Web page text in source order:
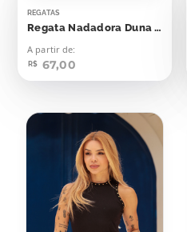
REGATAS
Regata Nadadora Duna Verde Oriente Listras Off
A partir de:
R$ 67,00